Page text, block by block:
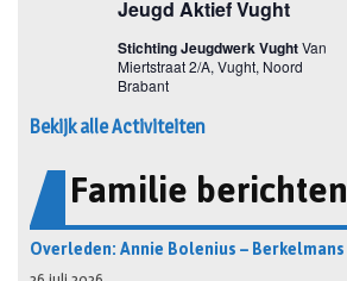
Bekijk alle Activiteiten
Familie berichten
Overleden: Annie Bolenius – Berkelmans